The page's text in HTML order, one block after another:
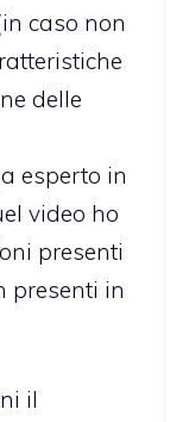
caso non
delle
esperto in
video ho
presenti
presenti in
il